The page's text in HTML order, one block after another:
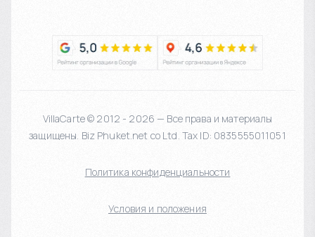
VillaCarte © 2012 - 2026 — Все права и материалы
защищены. Biz Phuket.net co Ltd. Tax ID: 0835555011051
Политика конфиденциальности
Условия и положения